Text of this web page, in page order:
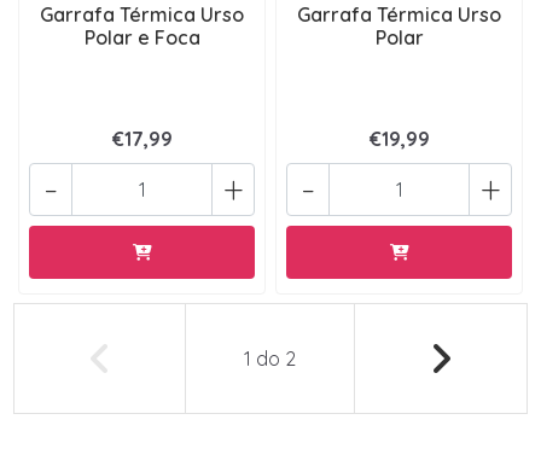
Garrafa Térmica Urso
Polar e Foca
€17,99
+
-
Garrafa Térmica Urso
Polar
€19,99
+
-
1 do 2